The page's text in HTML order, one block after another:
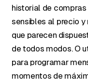
historial de
sensibles al precio
que parecen
de todos modos. O
para programar
momentos de